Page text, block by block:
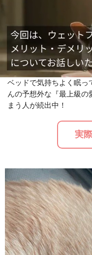
ベッドで気持ちよく眠っ
んの予想外な『最上級の
まう人が続出中！
実